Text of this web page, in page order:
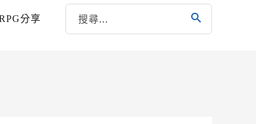
分享